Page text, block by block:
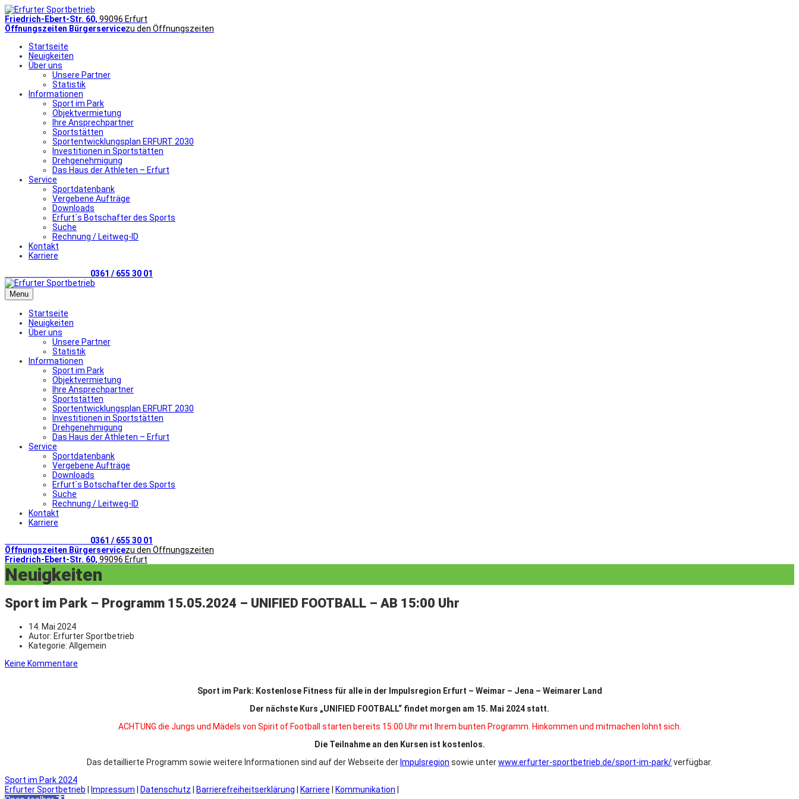
Friedrich-Ebert-Str. 60, 99096 Erfurt
Öffnungszeiten Bürgerservicezu den Öffnungszeiten
Startseite
Neuigkeiten
Über uns
Unsere Partner
Statistik
Informationen
Sport im Park
Objektvermietung
Ihre Ansprechpartner
Sportstätten
Sportentwicklungsplan ERFURT 2030
Investitionen in Sportstätten
Drehgenehmigung
Das Haus der Athleten – Erfurt
Service
Sportdatenbank
Vergebene Aufträge
Downloads
Erfurt´s Botschafter des Sports
Suche
Rechnung / Leitweg-ID
Kontakt
Karriere
0361 / 655 30 01
Menu
Startseite
Neuigkeiten
Über uns
Unsere Partner
Statistik
Informationen
Sport im Park
Objektvermietung
Ihre Ansprechpartner
Sportstätten
Sportentwicklungsplan ERFURT 2030
Investitionen in Sportstätten
Drehgenehmigung
Das Haus der Athleten – Erfurt
Service
Sportdatenbank
Vergebene Aufträge
Downloads
Erfurt´s Botschafter des Sports
Suche
Rechnung / Leitweg-ID
Kontakt
Karriere
0361 / 655 30 01
Öffnungszeiten Bürgerservicezu den Öffnungszeiten
Friedrich-Ebert-Str. 60, 99096 Erfurt
Neuigkeiten
Sport im Park – Programm 15.05.2024 – UNIFIED FOOTBALL – AB 15:00 Uhr
14. Mai 2024
Autor: Erfurter Sportbetrieb
Kategorie: Allgemein
Keine Kommentare
Sport im Park: Kostenlose Fitness für alle in der Impulsregion Erfurt – Weimar – Jena – Weimarer Land
Der nächste Kurs „UNIFIED FOOTBALL“ findet morgen am 15. Mai 2024 statt.
ACHTUNG die Jungs und Mädels von Spirit of Football starten bereits 15:00 Uhr mit Ihrem bunten Programm. Hinkommen und mitmachen lohnt sich.
Die Teilnahme an den Kursen ist kostenlos.
Das detaillierte Programm sowie weitere Informationen sind auf der Webseite derImpulsregion sowie unterwww.erfurter-sportbetrieb.de/sport-im-park/verfügbar.
Sport im Park 2024
Erfurter Sportbetrieb | Impressum | Datenschutz | Barrierefreiheitserklärung | Karriere | Kommunikation |